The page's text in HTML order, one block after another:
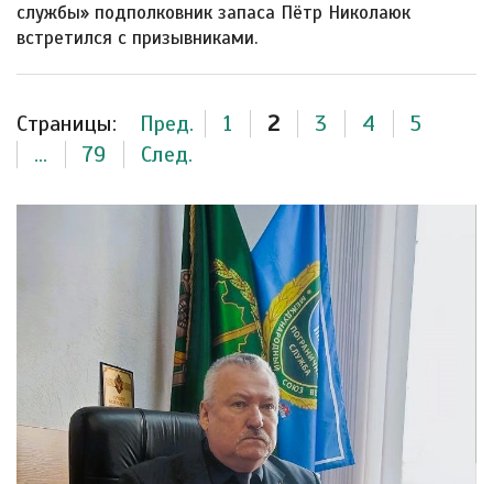
службы» подполковник запаса Пётр Николаюк
встретился с призывниками.
Страницы: Пред. 1 2 3 4
5
...
79 След.